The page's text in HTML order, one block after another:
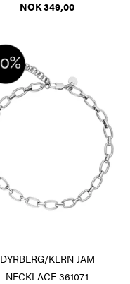
NOK 349,00
DYRBERG/KERN JAM
NECKLACE 361071